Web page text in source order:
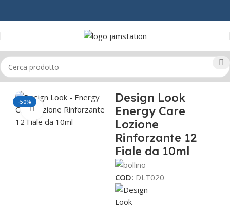
Home CAPELLI ANTICADUTA
-50%
Click to enlarge
Design Look
Energy Care
Lozione
Rinforzante 12
Fiale da 10ml
COD: DLT020